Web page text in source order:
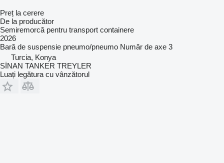
Preț la cerere
De la producător
Semiremorcă pentru transport containere
2026
Bară de suspensie pneumo/pneumo Număr de axe 3
Turcia, Konya
SİNAN TANKER TREYLER
Luați legătura cu vânzătorul